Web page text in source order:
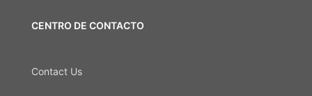
CENTRO DE CONTACTO
Contact Us